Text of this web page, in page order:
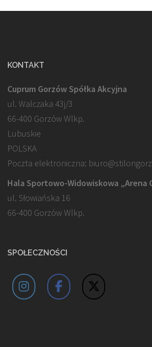
KONTAKT
Cuprum Gorzów Spółka Akcyjna
ul. Walczaka 43j/3
66-400 Gorzów Wlkp.
Lubuskie
POLSKA
Poczta elektroniczna:
Hala Sportowo-Widowiskowa „Arena
ul. Słowiańska 16
66-400 Gorzów Wlkp.
SPOŁECZNOŚCI